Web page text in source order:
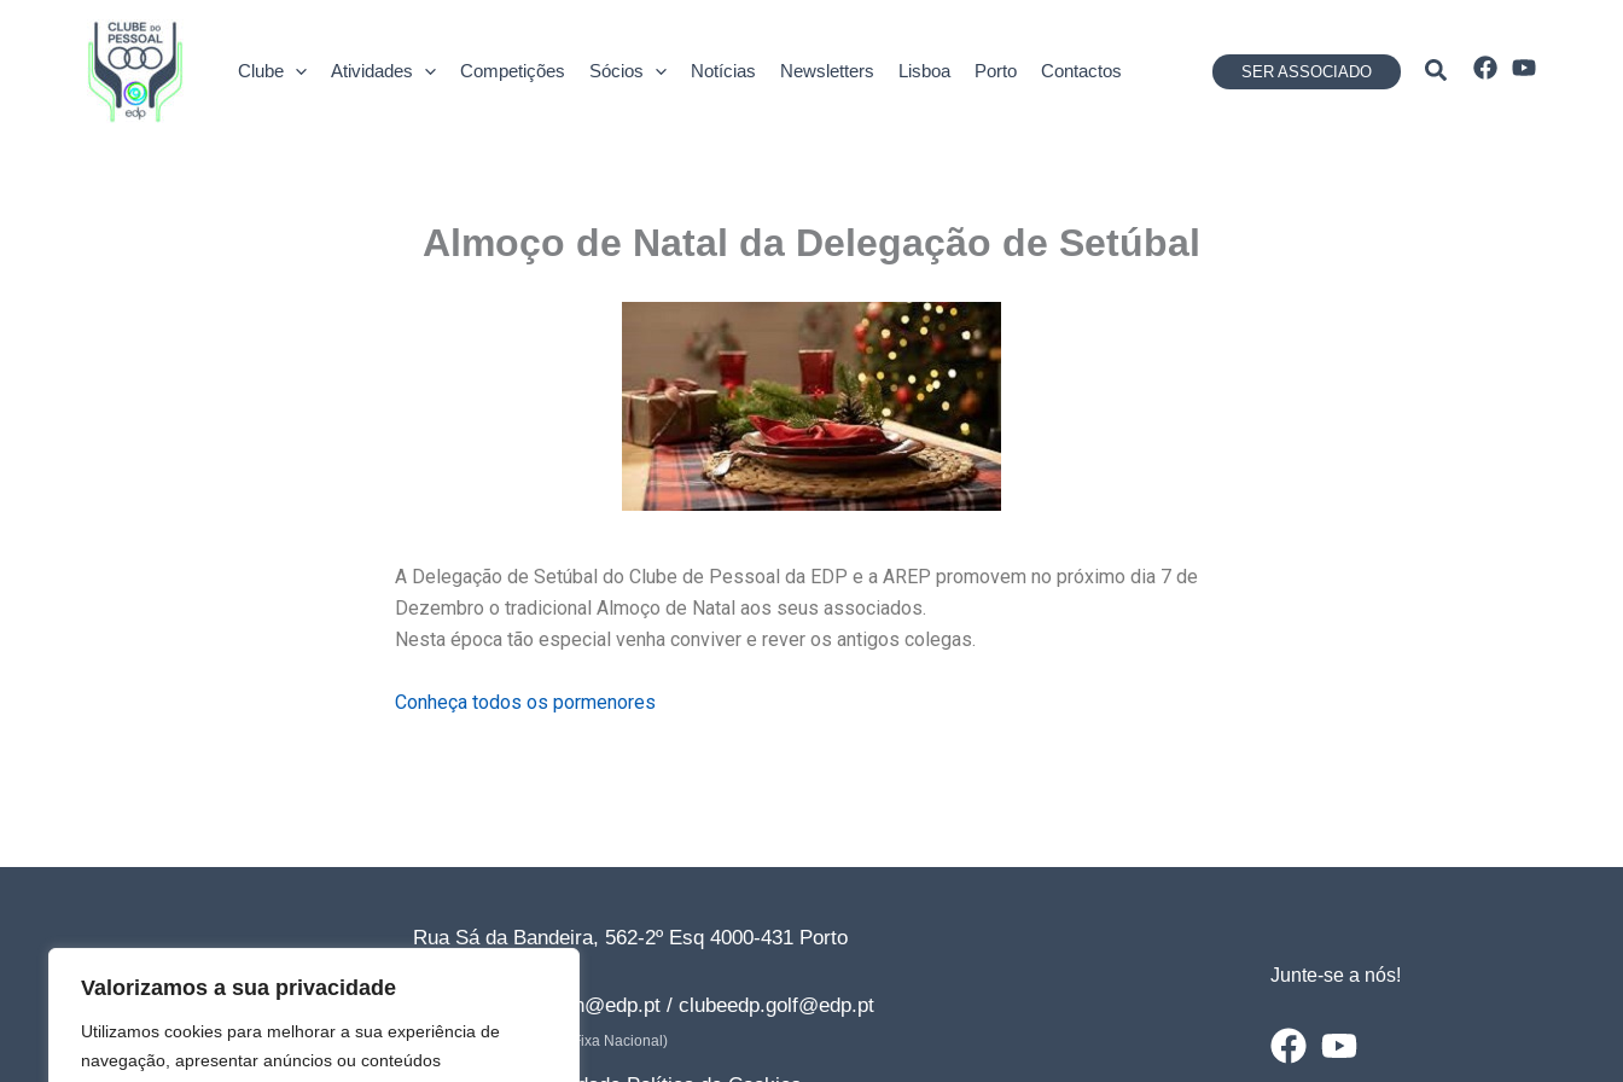
Valorizamos a sua privacidade
Utilizamos cookies para melhorar a sua experiência de
navegação, apresentar anúncios ou conteúdos
Clube Atividades Competições Sócios Notícias Newsletters Lisboa Porto Contactos SER ASSOCIADO Pesquisar
Almoço de Natal da Delegação de Setúbal
A Delegação de Setúbal do Clube de Pessoal da EDP e a AREP promovem no próximo dia 7 de
Dezembro o tradicional Almoço de Natal aos seus associados.
Nesta época tão especial venha conviver e rever os antigos colegas.
Conheça todos os pormenores
Rua Sá da Bandeira, 562-2º Esq 4000-431 Porto
Email: clubeedp.dn@edp.pt / clubeedp.golf@edp.pt
*(Chamada para a rede Fixa Nacional)
Junte-se a nós!